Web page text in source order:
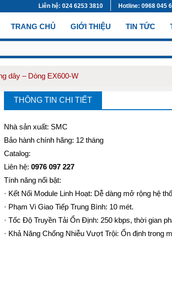
Liên hệ: 024 6253 3810 Hotline: 0968 045
TRANG CHỦ (CURRENT)
GIỚI THIỆU TIN TỨC
dây – Dòng EX600-W
THÔNG TIN CHI TIẾT
Nhà sản xuất: SMC
Bảo hành chính hãng: 12 tháng
Catalog:
Liên hệ:0976 097 227
Tính năng nổi bật:
· Kết Nối Module Linh Hoạt: Dễ dàng mở rộng hệ
· Phạm Vi Giao Tiếp Trung Bình: 10 mét.
· Tốc Độ Truyền Tải Ổn Định: 250 kbps, thời gian
· Khả Năng Chống Nhiễu Vượt Trội: Ổn định trong